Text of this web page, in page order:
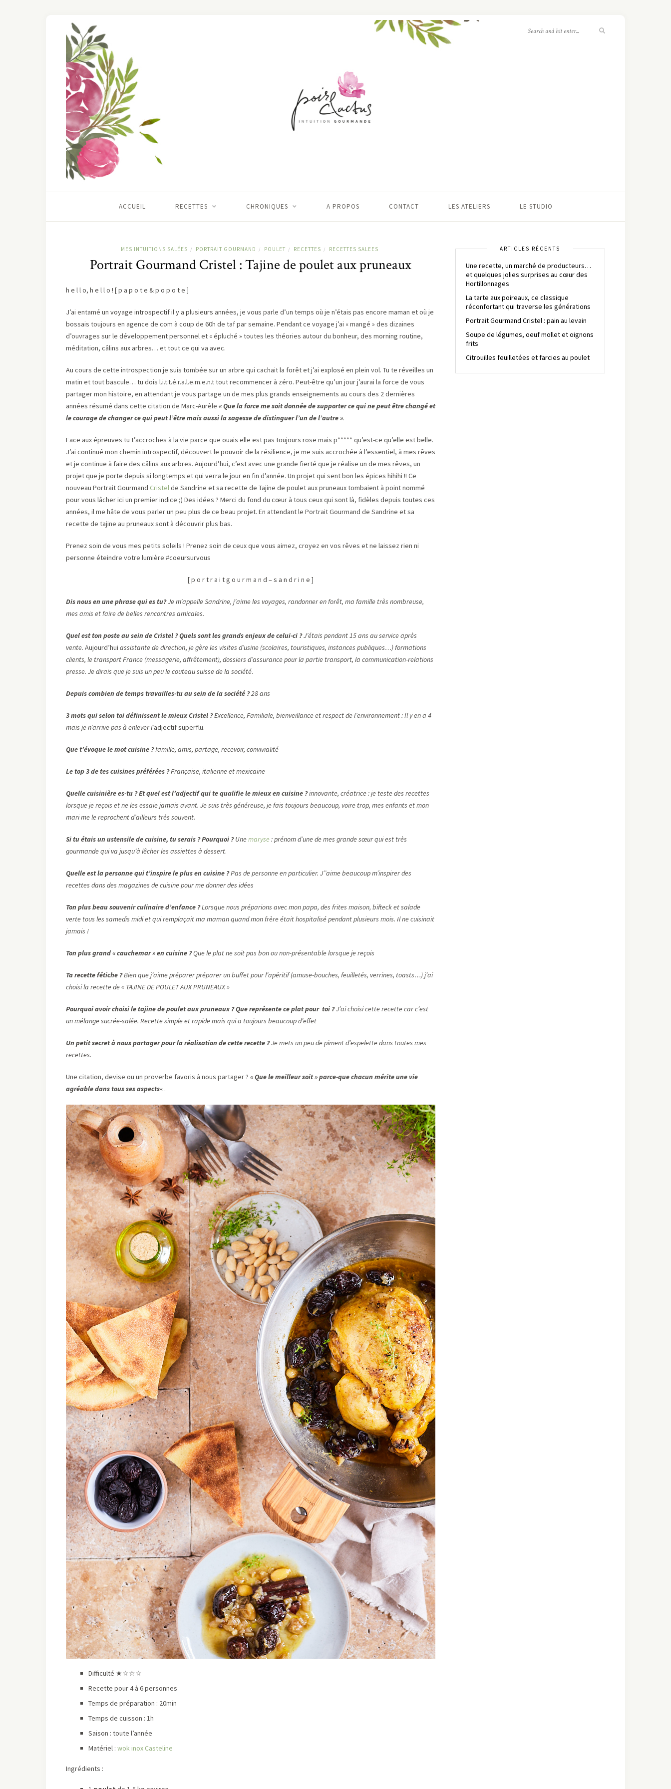
ACCUEIL RECETTES CHRONIQUES A PROPOS CONTACT LES ATELIERS LE STUDIO
MES INTUITIONS SALÉES / PORTRAIT GOURMAND / POULET / RECETTES / RECETTES SALEES
Portrait Gourmand Cristel : Tajine de poulet aux pruneaux
h e l l o, h e l l o ! [ p a p o t e & p o p o t e ]
J’ai entamé un voyage introspectif il y a plusieurs années, je vous parle d’un temps où je n’étais pas encore maman et où je
bossais toujours en agence de com à coup de 60h de taf par semaine. Pendant ce voyage j’ai « mangé » des dizaines
d’ouvrages sur le développement personnel et « épluché » toutes les théories autour du bonheur, des morning routine,
méditation, câlins aux arbres… et tout ce qui va avec.
Au cours de cette introspection je suis tombée sur un arbre qui cachait la forêt et j’ai explosé en plein vol. Tu te réveilles un
matin et tout bascule… tu dois l.i.t.t.é.r.a.l.e.m.e.n.t tout recommencer à zéro. Peut-être qu’un jour j’aurai la force de vous
partager mon histoire, en attendant je vous partage un de mes plus grands enseignements au cours des 2 dernières
années résumé dans cette citation de Marc-Aurèle « Que la force me soit donnée de supporter ce qui ne peut être changé et
le courage de changer ce qui peut l’être mais aussi la sagesse de distinguer l’un de l’autre ».
Face aux épreuves tu t’accroches à la vie parce que ouais elle est pas toujours rose mais p***** qu’est-ce qu’elle est belle.
J’ai continué mon chemin introspectif, découvert le pouvoir de la résilience, je me suis accrochée à l’essentiel, à mes rêves
et je continue à faire des câlins aux arbres. Aujourd’hui, c’est avec une grande fierté que je réalise un de mes rêves, un
projet que je porte depuis si longtemps et qui verra le jour en fin d’année. Un projet qui sent bon les épices hihihi !! Ce
nouveau Portrait Gourmand Cristel de Sandrine et sa recette de Tajine de poulet aux pruneaux tombaient à point nommé
pour vous lâcher ici un premier indice ;) Des idées ? Merci du fond du cœur à tous ceux qui sont là, fidèles depuis toutes ces
années, il me hâte de vous parler un peu plus de ce beau projet. En attendant le Portrait Gourmand de Sandrine et sa
recette de tajine au pruneaux sont à découvrir plus bas.
Prenez soin de vous mes petits soleils ! Prenez soin de ceux que vous aimez, croyez en vos rêves et ne laissez rien ni
personne éteindre votre lumière #coeursurvous
[ p o r t r a i t g o u r m a n d – s a n d r i n e ]
Dis nous en une phrase qui es tu?Je m’appelle Sandrine, j’aime les voyages, randonner en forêt, ma famille très nombreuse,
mes amis et faire de belles rencontres amicales.
Quel est ton poste au sein de Cristel ? Quels sont les grands enjeux de celui-ci ?J’étais pendant 15 ans au service après
vente. Aujourd’hui assistante de direction, je gère les visites d’usine (scolaires, touristiques, instances publiques…) formations
clients, le transport France (messagerie, affrêtement), dossiers d’assurance pour la partie transport, la communication-relations
presse. Je dirais que je suis un peu le couteau suisse de la société.
Depuis combien de temps travailles-tu au sein de la société ?28 ans
3 mots qui selon toi définissent le mieux Cristel ?Excellence, Familiale, bienveillance et respect de l’environnement : Il y en a 4
mais je n’arrive pas à enlever l’adjectif superflu.
Que t’évoque le mot cuisine ? famille, amis, partage, recevoir, convivialité
Le top 3 de tes cuisines préférées ?Française, italienne et mexicaine
Quelle cuisinière es-tu ? Et quel est l’adjectif qui te qualifie le mieux en cuisine ?innovante, créatrice : je teste des recettes
lorsque je reçois et ne les essaie jamais avant. Je suis très généreuse, je fais toujours beaucoup, voire trop, mes enfants et mon
mari me le reprochent d’ailleurs très souvent.
Si tu étais un ustensile de cuisine, tu serais ? Pourquoi ? Unemaryse: prénom d’une de mes grande sœur qui est très
gourmande qui va jusqu’à lêcher les assiettes à dessert.
Quelle est la personne qui t’inspire le plus en cuisine ?Pas de personne en particulier. J’’aime beaucoup m’inspirer des
recettes dans des magazines de cuisine pour me donner des idées
Ton plus beau souvenir culinaire d’enfance ?Lorsque nous préparions avec mon papa, des frites maison, bifteck et salade
verte tous les samedis midi et qui remplaçait ma maman quand mon frère était hospitalisé pendant plusieurs mois. Il ne cuisinait
jamais !
Ton plus grand « cauchemar » en cuisine ?Que le plat ne soit pas bon ou non-présentable lorsque je reçois
Ta recette fétiche ?Bien que j’aime préparer préparer un buffet pour l’apéritif (amuse-bouches, feuilletés, verrines, toasts…) j’ai
choisi la recette de « TAJINE DE POULET AUX PRUNEAUX »
Pourquoi avoir choisi le tajine de poulet aux pruneaux ?Que représente ce plat pour toi ?J’ai choisi cette recette car c’est
un mélange sucrée-salée. Recette simple et rapide mais qui a toujours beaucoup d’effet
Un petit secret à nous partager pour la réalisation de cette recette ?Je mets un peu de piment d’espelette dans toutes mes
recettes.
Une citation, devise ou un proverbe favoris à nous partager ? « Que le meilleur soit » parce-que chacun mérite une vie
agréable dans tous ses aspects« .
Difficulté ★☆☆☆
Recette pour 4 à 6 personnes
Temps de préparation : 20min
Temps de cuisson : 1h
Saison : toute l’année
Matériel : wok inox Casteline
Ingrédients :
ARTICLES RÉCENTS
Une recette, un marché de producteurs…
et quelques jolies surprises au cœur des
Hortillonnages
La tarte aux poireaux, ce classique
réconfortant qui traverse les générations
Portrait Gourmand Cristel : pain au levain
Soupe de légumes, oeuf mollet et oignons
frits
Citrouilles feuilletées et farcies au poulet